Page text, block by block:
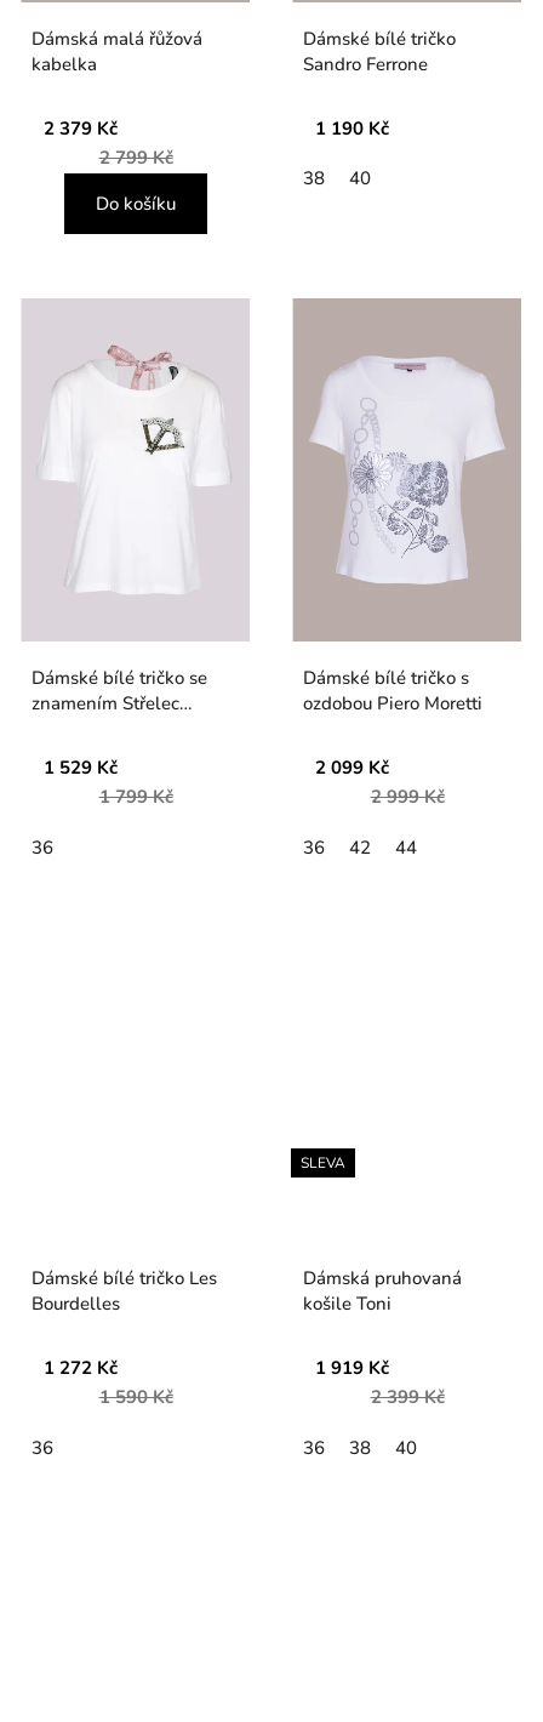
Dámská malá řůžová
kabelka
2 379 Kč
2 799 Kč
Do košíku
Dámské bílé tričko
Sandro Ferrone
1 190 Kč
38 40
Dámské bílé tričko se
znamením Střelec
1 529 Kč
1 799 Kč
36
Dámské bílé tričko s
ozdobou Piero Moretti
2 099 Kč
2 999 Kč
36 42 44
Dámské bílé tričko Les
Bourdelles
1 272 Kč
1 590 Kč
36
SLEVA
Dámská pruhovaná
košile Toni
1 919 Kč
2 399 Kč
36 38 40